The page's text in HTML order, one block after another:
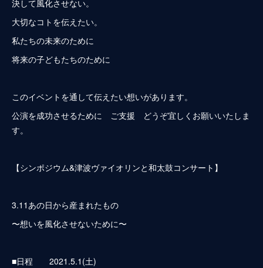
決して風化させない。
大切なコトを伝えたい。
私たちの未来のために
将来の子どもたちのために
このイベントを通して伝えたい想いがあります。
公演を成功させるために ご支援 どうぞ宜しくお願いいたしま
す。
【シンポジウム&津波ヴァイオリンと和太鼓コンサート】
3.11あの日から産まれたもの
〜想いを風化させないために〜
■日程 2021.5.1(土)